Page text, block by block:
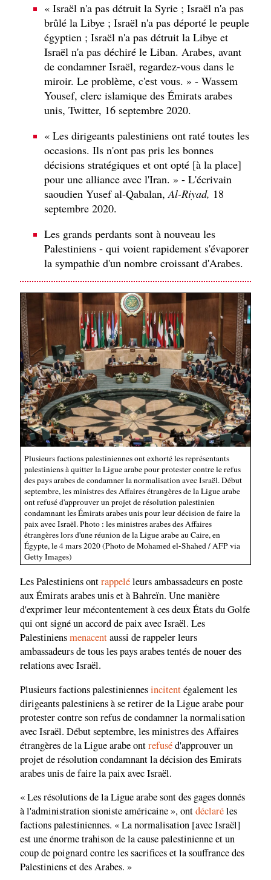
« Israël n'a pas détruit la Syrie ; Israël n'a pas
brûlé la Libye ; Israël n'a pas déporté le peuple
égyptien ; Israël n'a pas détruit la Libye et
Israël n'a pas déchiré le Liban. Arabes, avant
de condamner Israël, regardez-vous dans le
miroir. Le problème, c'est vous. » - Wassem
Yousef, clerc islamique des Émirats arabes
unis, Twitter, 16 septembre 2020.
« Les dirigeants palestiniens ont raté toutes les
occasions. Ils n'ont pas pris les bonnes
décisions stratégiques et ont opté [à la place]
pour une alliance avec l'Iran. » - L'écrivain
saoudien Yusef al-Qabalan,Al-Riyad, 18
septembre 2020.
Les grands perdants sont à nouveau les
Palestiniens - qui voient rapidement s'évaporer
la sympathie d'un nombre croissant d'Arabes.
Plusieurs factions palestiniennes ont exhorté les représentants
palestiniens à quitter la Ligue arabe pour protester contre le refus
des pays arabes de condamner la normalisation avec Israël. Début
septembre, les ministres des Affaires étrangères de la Ligue arabe
ont refusé d'approuver un projet de résolution palestinien
condamnant les Émirats arabes unis pour leur décision de faire la
paix avec Israël. Photo : les ministres arabes des Affaires
étrangères lors d'une réunion de la Ligue arabe au Caire, en
Égypte, le 4 mars 2020 (Photo de Mohamed el-Shahed / AFP via
Getty Images)
Les Palestiniens ontrappeléleurs ambassadeurs en poste
aux Émirats arabes unis et à Bahreïn. Une manière
d'exprimer leur mécontentement à ces deux États du Golfe
qui ont signé un accord de paix avec Israël. Les
Palestiniensmenacentaussi de rappeler leurs
ambassadeurs de tous les pays arabes tentés de nouer des
relations avec Israël.
Plusieurs factions palestiniennesincitentégalement les
dirigeants palestiniens à se retirer de la Ligue arabe pour
protester contre son refus de condamner la normalisation
avec Israël. Début septembre, les ministres des Affaires
étrangères de la Ligue arabe ontrefuséd'approuver un
projet de résolution condamnant la décision des Emirats
arabes unis de faire la paix avec Israël.
« Les résolutions de la Ligue arabe sont des gages donnés
à l'administration sioniste américaine », ontdéclaréles
factions palestiniennes. « La normalisation [avec Israël]
est une énorme trahison de la cause palestinienne et un
coup de poignard contre les sacrifices et la souffrance des
Palestiniens et des Arabes. »